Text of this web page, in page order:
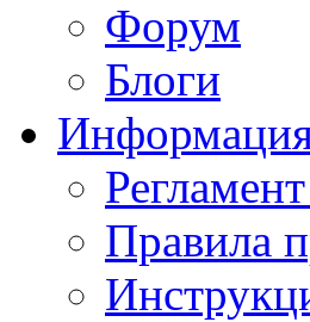
Форум
Блоги
Правила